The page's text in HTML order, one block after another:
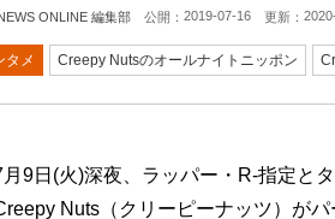
ONLINE 編集部 公開： 2019-07-16 更新：
タメ Creepy Nutsのオールナイトニッポン
月9日(火)深夜、ラッパー・R-指定と
Nuts（クリーピーナッツ）が